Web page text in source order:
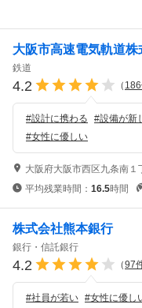
大阪市高速電気軌道株
鉄道
4.2 （ 186
#設計に携わる #設備が新
#女性に優しい
大阪府大阪市西区九条南１
平均残業時間： 16.5時間
株式会社熊本銀行
銀行・信託銀行
4.2 （97
#社員が若い #女性に優し